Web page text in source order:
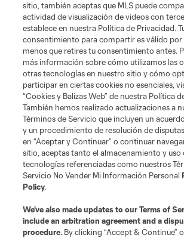
sitio, también aceptas que MLS puede
actividad de visualización de videos con
establece en nuestra Política de Privacidad.
consentimiento para compartir es válido por
menos que retires tu consentimiento antes.
más información sobre cómo utilizamos las
otras tecnologías en nuestro sitio y cómo
participar en ciertas cookies no esenciales,
“Cookies y Balizas Web” de nuestra Política
También hemos realizado actualizaciones a
Términos de Servicio que incluyen un
y un procedimiento de resolución de
en “Aceptar y Continuar” o continuar
sitio, aceptas tanto el almacenamiento y uso
tecnologías referenciadas como nuestros
Servicio No Vender Mi Información Personal
Policy.
We’ve also made updates to ourTerms of
include an arbitration agreement and a
procedure. By clicking “Accept & Continue”